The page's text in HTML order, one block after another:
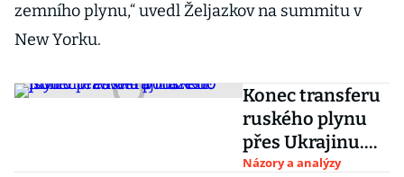
zemního plynu,“ uvedl Željazkov na summitu v
New Yorku.
Konec transferu
ruského plynu
přes Ukrajinu.
Kdo jsou
Názory a analýzy